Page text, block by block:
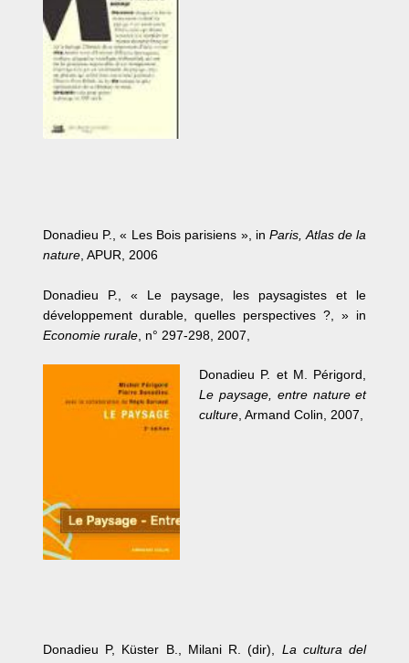
Donadieu P., « Les Bois parisiens », inParis, Atlas de la
nature, APUR, 2006
Donadieu P., « Le paysage, les paysagistes et le
développement durable, quelles perspectives ?, » in
Economie rurale, n° 297-298, 2007,
Donadieu P. et M. Périgord,
Le paysage, entre nature et
culture, Armand Colin, 2007,
Donadieu P, Küster B., Milani R. (dir), La cultura del